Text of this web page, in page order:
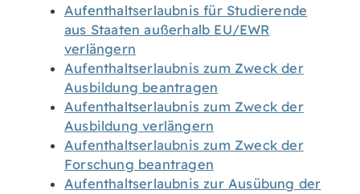
Aufenthaltserlaubnis für Studierende
aus Staaten außerhalb EU/EWR
verlängern
Aufenthaltserlaubnis zum Zweck der
Ausbildung beantragen
Aufenthaltserlaubnis zum Zweck der
Ausbildung verlängern
Aufenthaltserlaubnis zum Zweck der
Forschung beantragen
Aufenthaltserlaubnis zur Ausübung der